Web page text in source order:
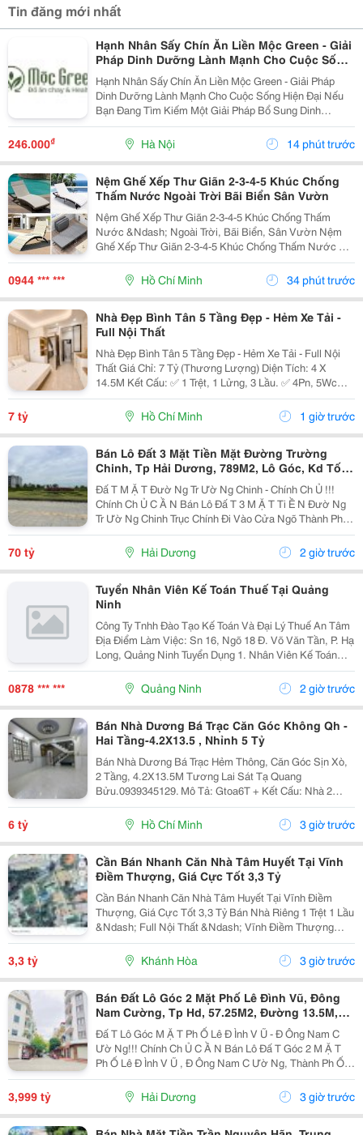
Tin đăng mới nhất
Hạnh Nhân Sấy Chín Ăn Liền Mộc Green - Giải
Pháp Dinh Dưỡng Lành Mạnh Cho Cuộc Sống
Hiện Đại
Hạnh Nhân Sấy Chín Ăn Liền Mộc Green - Giải Pháp
Dinh Dưỡng Lành Mạnh Cho Cuộc Sống Hiện Đại Nếu
Bạn Đang Tìm Kiếm Một Giải Pháp Bổ Sung Dinh
Dưỡng Vừa Thơm Ngon, Vừa Tiện Lợi Để Bắt Đầu
Ngày Mới Hoặc Nạp Năng Lượng Sau Giờ Làm Việc,
Thì Hạnh Nhân...
246.000₫ Hà Nội 14 phút trước
Nệm Ghế Xếp Thư Giãn 2-3-4-5 Khúc Chống
Thấm Nước Ngoài Trời Bãi Biển Sân Vườn
Nệm Ghế Xếp Thư Giãn 2-3-4-5 Khúc Chống Thấm
Nước &Ndash; Ngoài Trời, Bãi Biển, Sân Vườn Nệm
Ghế Xếp Thư Giãn 2-3-4-5 Khúc Chống Thấm Nước Có
Nhiều Mẫu, Kích Thước, Màu Sắc Và Chất Liệu Phù
Hợp Nhu Cầu Lựa Chọn. Sản Phẩm Hoàn Thiện Tỉ Mỉ,
Bền Đẹp,...
0944 *** *** Hồ Chí Minh 34 phút trước
Nhà Đẹp Bình Tân 5 Tầng Đẹp - Hẻm Xe Tải -
Full Nội Thất
Nhà Đẹp Bình Tân 5 Tầng Đẹp - Hẻm Xe Tải - Full Nội
Thất Giá Chỉ: 7 Tỷ (Thương Lượng) Diện Tích: 4 X
14.5M Kết Cấu: ✅ 1 Trệt, 1 Lửng, 3 Lầu. ✅ 4Pn, 5Wc
(Có Thể Bố Trí 6Pn). ✅ Phòng Thờ, Phòng Giặt, Sân
Thượng. Hẻm Xe Tải, Gần Mặt Tiền, Thuận...
7 tỷ Hồ Chí Minh 1 giờ trước
Bán Lô Đất 3 Mặt Tiền Mặt Đường Trường
Chinh, Tp Hải Dương, 789M2, Lô Góc, Kd Tốt,
Vị Trí Đẹp
Đấ T M Ặ T Đườ Ng Tr Ườ Ng Chinh - Chính Ch Ủ !!!
Chính Ch Ủ C Ầ N Bán Lô Đấ T 3 M Ặ T Ti Ề N Đườ Ng
Tr Ườ Ng Chinh Trục Chính Đi Vào Cửa Ngõ Thành Ph Ố
H Ả I D Ươ Ng - Di Ệ N Tích 789M2, Lô Góc 3 M Ặ T Ti Ề
70 tỷ Hải Dương 2 giờ trước
Tuyển Nhân Viên Kế Toán Thuế Tại Quảng
Ninh
Công Ty Tnhh Đào Tạo Kế Toán Và Đại Lý Thuế An Tâm
Địa Điểm Làm Việc: Sn 16, Ngõ 18 Đ. Võ Văn Tần, P. Hạ
Long, Quảng Ninh Tuyển Dụng 1. Nhân Viên Kế Toán
Thuế : 05 Mô Tả Công Việc: &Bull; Thực Hiện Các Công
Việc Liên Quan Đến Kế Toán Thuế...
0878 *** *** Quảng Ninh 2 giờ trước
Bán Nhà Dương Bá Trạc Căn Góc Không Qh -
Hai Tầng-4.2X13.5 , Nhỉnh 5 Tỷ
Bán Nhà Dương Bá Trạc Hẻm Thông, Căn Góc Sịn Xò,
2 Tầng, 4.2X13.5M Tương Lai Sát Tạ Quang
Bửu.0939345129. Mô Tả: Gtoa6T + Kết Cấu: Nhà 2
Tầng Btct Kiên Cố, 2 Phòng. + Vị Trí: Ngay Dương Bá
Trạc Thông Tạ Quang Bửu, Âu Dương Lân, Nguyễn Thị
Tần, Dạ...
6 tỷ Hồ Chí Minh 3 giờ trước
Cần Bán Nhanh Căn Nhà Tâm Huyết Tại Vĩnh
Điềm Thượng, Giá Cực Tốt 3,3 Tỷ
Cần Bán Nhanh Căn Nhà Tâm Huyết Tại Vĩnh Điềm
Thượng, Giá Cực Tốt 3,3 Tỷ Bán Nhà Riêng 1 Trệt 1 Lầu
&Ndash; Full Nội Thất &Ndash; Vĩnh Điềm Thượng
&Ndash; Gần 23/10 Vị Trí: Thôn Vĩnh Điềm Thượng,
Cách Đường 23/10 Chỉ 50M Hẻm Thông Thoáng, Kết...
3,3 tỷ Khánh Hòa 3 giờ trước
Bán Đất Lô Góc 2 Mặt Phố Lê Đình Vũ, Đông
Nam Cường, Tp Hd, 57.25M2, Đường 13.5M,
3.X Tỷ
Đấ T Lô Góc M Ặ T Ph Ố Lê Đ Ình V Ũ - Đ Ông Nam C
Ườ Ng!!! Chính Ch Ủ C Ầ N Bán Lô Đấ T Góc 2 M Ặ T
Ph Ố Lê Đ Ình V Ũ , Đ Ông Nam C Ườ Ng, Thành Ph Ố H
Ả I D Ươ Ng - Di Ệ N Tích 57.25M2, H Ướ Ng Tây, Tây B
3,999 tỷ Hải Dương 3 giờ trước